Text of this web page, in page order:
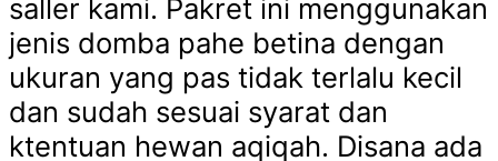
saller kami. Pakret ini menggunakan
jenis domba pahe betina dengan
ukuran yang pas tidak terlalu kecil
dan sudah sesuai syarat dan
ktentuan hewan aqiqah. Disana ada